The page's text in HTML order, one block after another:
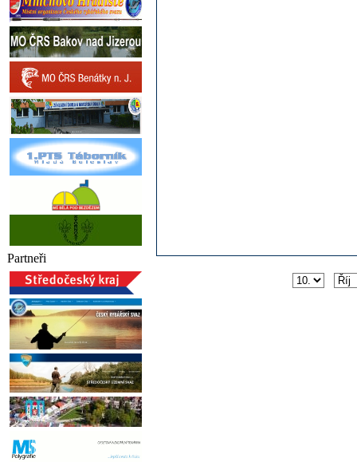
Partneři